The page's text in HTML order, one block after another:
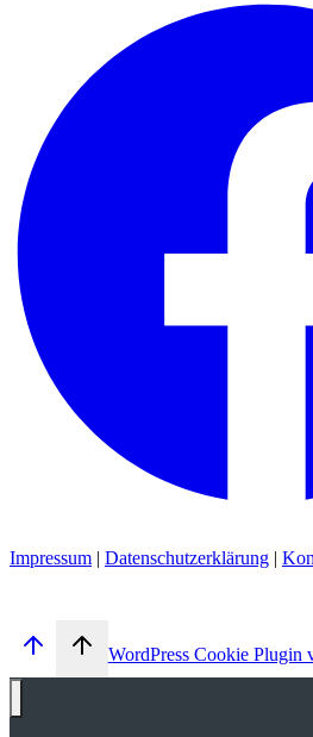
Impressum | Datenschutzerklärung |
WordPress Cookie Plugin